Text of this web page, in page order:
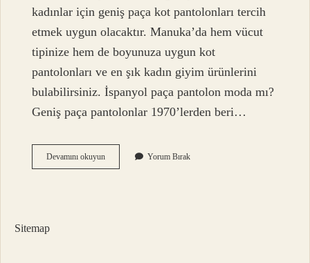
kadınlar için geniş paça kot pantolonları tercih
etmek uygun olacaktır. Manuka’da hem vücut
tipinize hem de boyunuza uygun kot
pantolonları ve en şık kadın giyim ürünlerini
bulabilirsiniz. İspanyol paça pantolon moda mı?
Geniş paça pantolonlar 1970’lerden beri…
Devamını okuyunİSpanyol
Paça
Yorum Bırak
Sitemap